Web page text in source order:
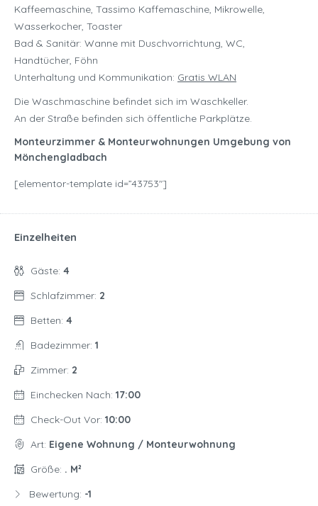
Kaffeemaschine, Tassimo Kaffemaschine, Mikrowelle,
Wasserkocher, Toaster
Bad & Sanitär: Wanne mit Duschvorrichtung, WC,
Handtücher, Föhn
Unterhaltung und Kommunikation: Gratis WLAN
Die Waschmaschine befindet sich im Waschkeller.
An der Straße befinden sich öffentliche Parkplätze.
Monteurzimmer & Monteurwohnungen Umgebung von
Mönchengladbach
[elementor-template id=”43753″]
Einzelheiten
Gäste: 4
Schlafzimmer: 2
Betten: 4
Badezimmer: 1
Zimmer: 2
Einchecken Nach: 17:00
Check-Out Vor: 10:00
Art: Eigene Wohnung / Monteurwohnung
Größe: . M²
Bewertung: -1